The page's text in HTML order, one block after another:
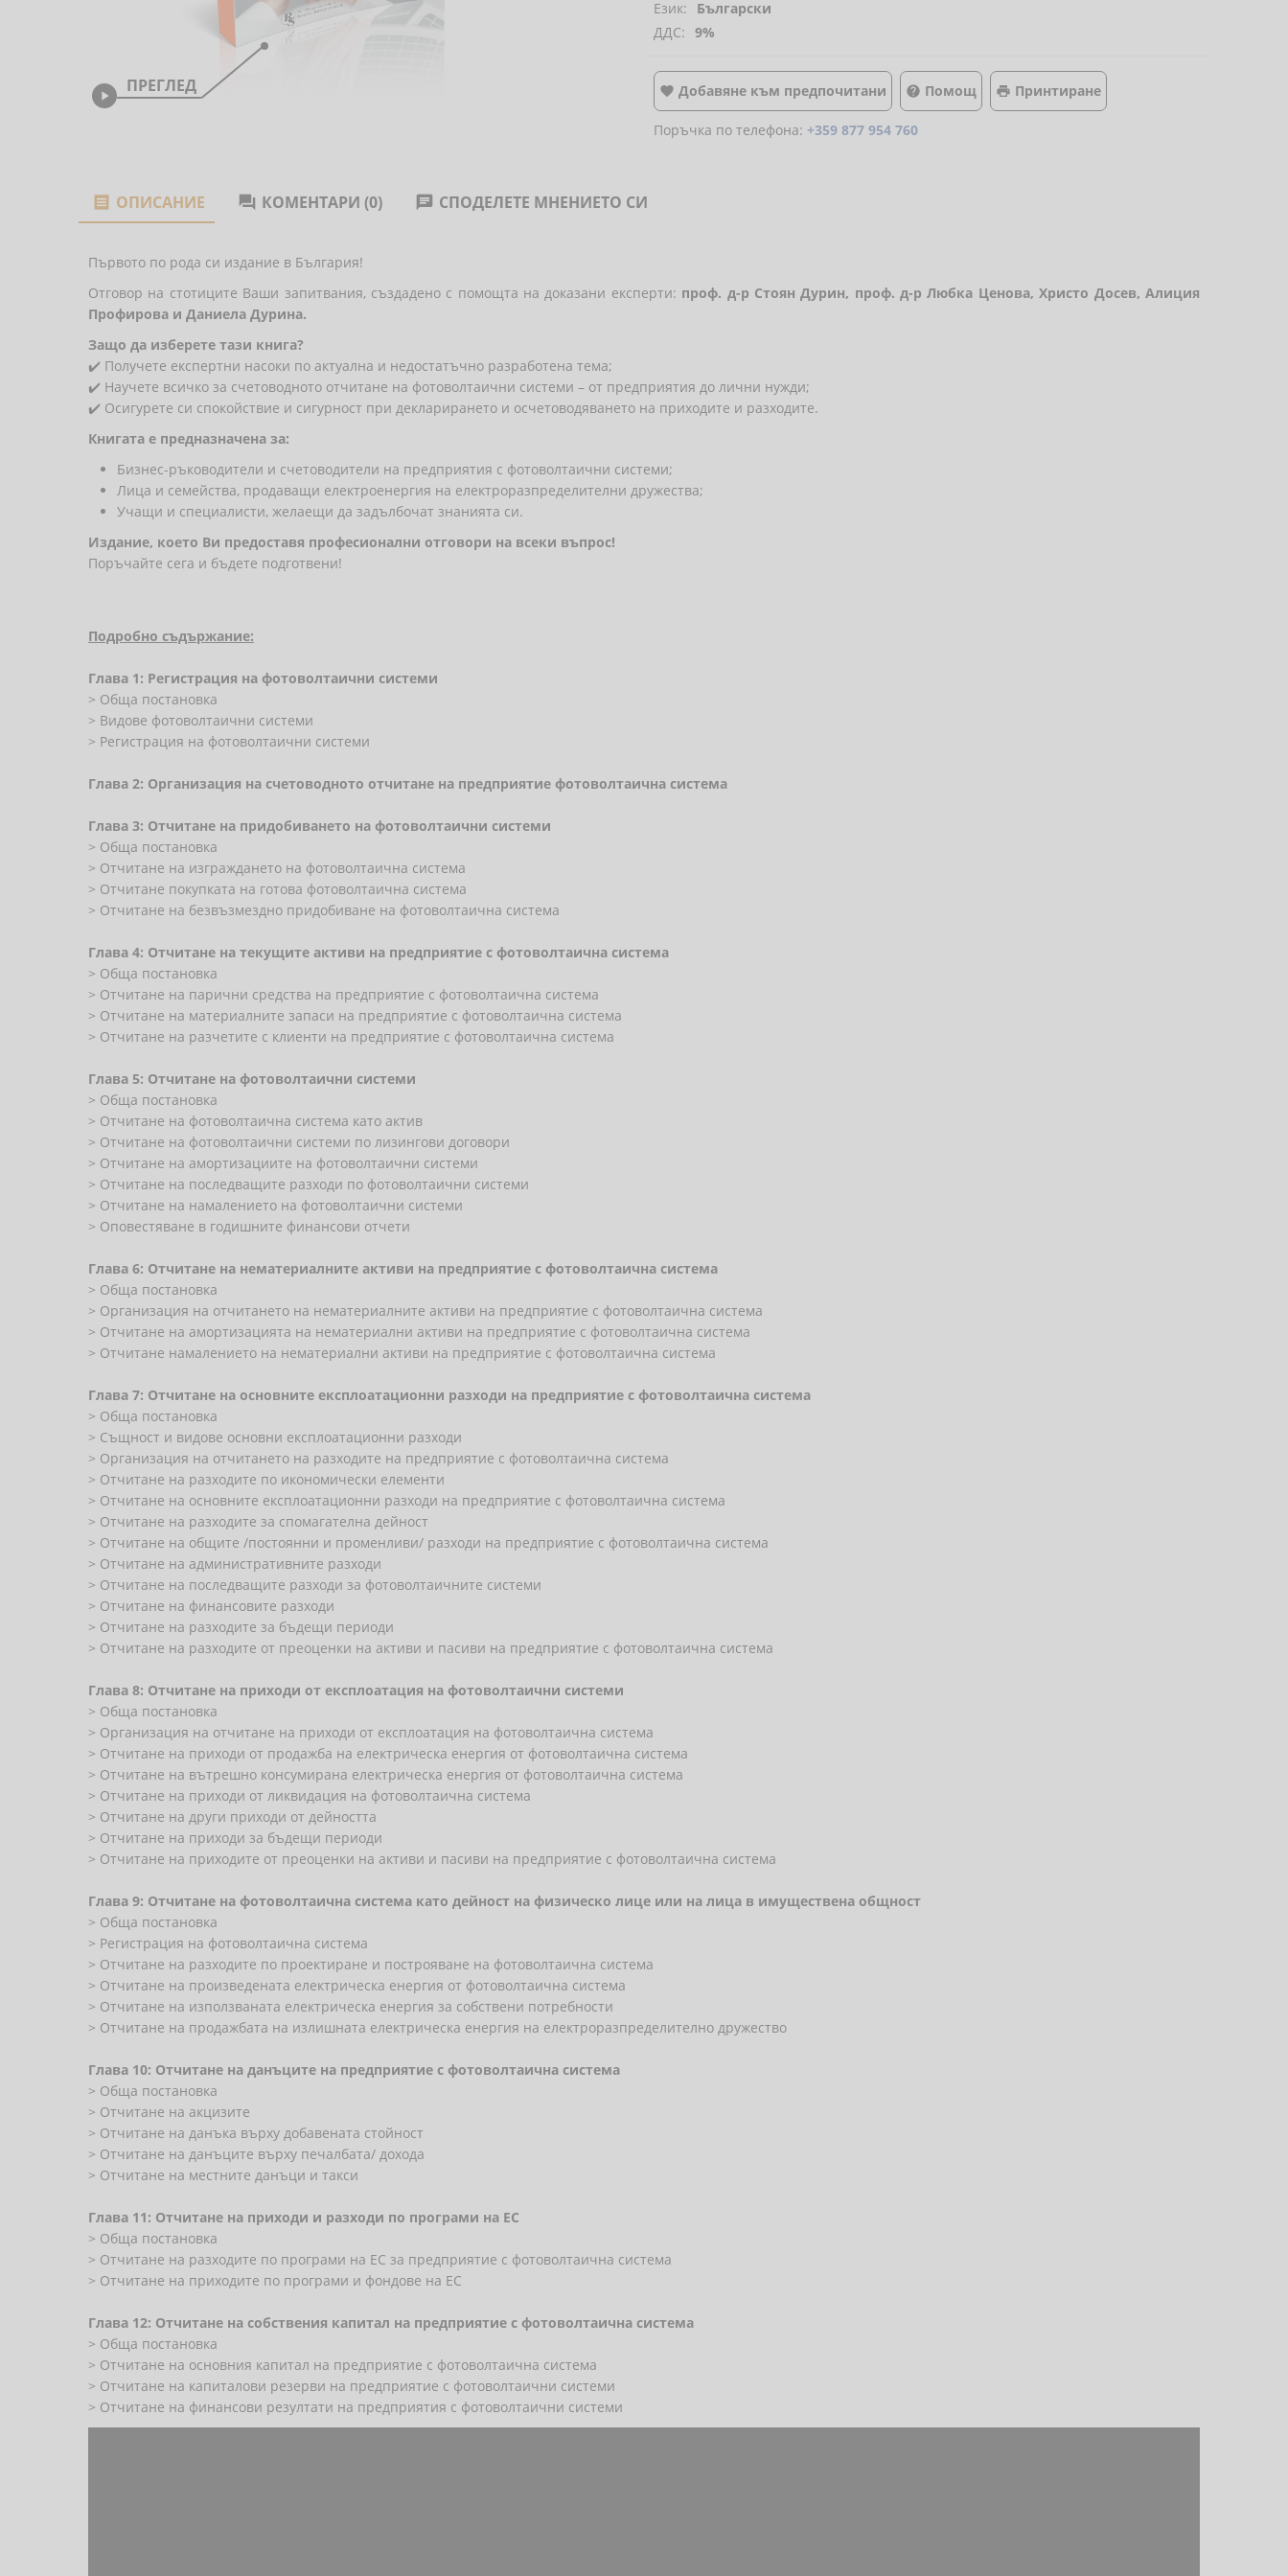
 ПРЕГЛЕД
Език:
Български
ДДС: 9%
 Добавяне към предпочитани  Помощ  Принтиране
Поръчка по телефона: +359 877 954 760
 ОПИСАНИЕ  КОМЕНТАРИ (0)  СПОДЕЛЕТЕ МНЕНИЕТО СИ
Първото по рода си издание в България!
Отговор на стотиците Ваши запитвания, създадено с помощта на доказани експерти: проф. д-р Стоян Дурин, проф. д-р Любка Ценова, Христо Досев, Алиция
Профирова и Даниела Дурина.
Защо да изберете тази книга?
✔️ Получете експертни насоки по актуална и недостатъчно разработена тема;
✔️ Научете всичко за счетоводното отчитане на фотоволтаични системи – от предприятия до лични нужди;
✔️ Осигурете си спокойствие и сигурност при декларирането и осчетоводяването на приходите и разходите.
Книгата е предназначена за:
Бизнес-ръководители и счетоводители на предприятия с фотоволтаични системи;
Лица и семейства, продаващи електроенергия на електроразпределителни дружества;
Учащи и специалисти, желаещи да задълбочат знанията си.
Издание, което Ви предоставя професионални отговори на всеки въпрос!
Поръчайте сега и бъдете подготвени!
Подробно съдържание:
Глава 1: Регистрация на фотоволтаични системи
> Обща постановка
> Видове фотоволтаични системи
> Регистрация на фотоволтаични системи
Глава 2: Организация на счетоводното отчитане на предприятие фотоволтаична система
Глава 3: Отчитане на придобиването на фотоволтаични системи
> Обща постановка
> Отчитане на изграждането на фотоволтаична система
> Отчитане покупката на готова фотоволтаична система
> Отчитане на безвъзмездно придобиване на фотоволтаична система
Глава 4: Отчитане на текущите активи на предприятие с фотоволтаична система
> Обща постановка
> Отчитане на парични средства на предприятие с фотоволтаична система
> Отчитане на материалните запаси на предприятие с фотоволтаична система
> Отчитане на разчетите с клиенти на предприятие с фотоволтаична система
Глава 5: Отчитане на фотоволтаични системи
> Обща постановка
> Отчитане на фотоволтаична система като актив
> Отчитане на фотоволтаични системи по лизингови договори
> Отчитане на амортизациите на фотоволтаични системи
> Отчитане на последващите разходи по фотоволтаични системи
> Отчитане на намалението на фотоволтаични системи
> Оповестяване в годишните финансови отчети
Глава 6: Отчитане на нематериалните активи на предприятие с фотоволтаична система
> Обща постановка
> Организация на отчитането на нематериалните активи на предприятие с фотоволтаична система
> Отчитане на амортизацията на нематериални активи на предприятие с фотоволтаична система
> Отчитане намалението на нематериални активи на предприятие с фотоволтаична система
Глава 7: Отчитане на основните експлоатационни разходи на предприятие с фотоволтаична система
> Обща постановка
> Същност и видове основни експлоатационни разходи
> Организация на отчитането на разходите на предприятие с фотоволтаична система
> Отчитане на разходите по икономически елементи
> Отчитане на основните експлоатационни разходи на предприятие с фотоволтаична система
> Отчитане на разходите за спомагателна дейност
> Отчитане на общите /постоянни и променливи/ разходи на предприятие с фотоволтаична система
> Отчитане на административните разходи
> Отчитане на последващите разходи за фотоволтаичните системи
> Отчитане на финансовите разходи
> Отчитане на разходите за бъдещи периоди
> Отчитане на разходите от преоценки на активи и пасиви на предприятие с фотоволтаична система
Глава 8: Отчитане на приходи от експлоатация на фотоволтаични системи
> Обща постановка
> Организация на отчитане на приходи от експлоатация на фотоволтаична система
> Отчитане на приходи от продажба на електрическа енергия от фотоволтаична система
> Отчитане на вътрешно консумирана електрическа енергия от фотоволтаична система
> Отчитане на приходи от ликвидация на фотоволтаична система
> Отчитане на други приходи от дейността
> Отчитане на приходи за бъдещи периоди
> Отчитане на приходите от преоценки на активи и пасиви на предприятие с фотоволтаична система
Глава 9: Отчитане на фотоволтаична система като дейност на физическо лице или на лица в имуществена общност
> Обща постановка
> Регистрация на фотоволтаична система
> Отчитане на разходите по проектиране и построяване на фотоволтаична система
> Отчитане на произведената електрическа енергия от фотоволтаична система
> Отчитане на използваната електрическа енергия за собствени потребности
> Отчитане на продажбата на излишната електрическа енергия на електроразпределително дружество
Глава 10: Отчитане на данъците на предприятие с фотоволтаична система
> Обща постановка
> Отчитане на акцизите
> Отчитане на данъка върху добавената стойност
> Отчитане на данъците върху печалбата/ дохода
> Отчитане на местните данъци и такси
Глава 11: Отчитане на приходи и разходи по програми на ЕС
> Обща постановка
> Отчитане на разходите по програми на ЕС за предприятие с фотоволтаична система
> Отчитане на приходите по програми и фондове на ЕС
Глава 12: Отчитане на собствения капитал на предприятие с фотоволтаична система
> Обща постановка
> Отчитане на основния капитал на предприятие с фотоволтаична система
> Отчитане на капиталови резерви на предприятие с фотоволтаични системи
> Отчитане на финансови резултати на предприятия с фотоволтаични системи